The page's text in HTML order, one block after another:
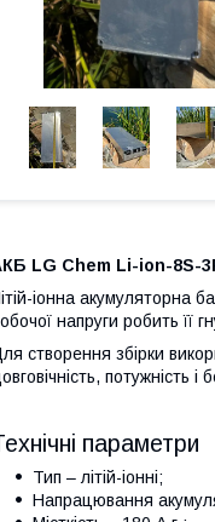
LG Chem Li-ion-8S-
іонна акумуляторна
напруги робить її
створення збірки
потужність
параметри
Тип – літій-іонні;
Напрацювання